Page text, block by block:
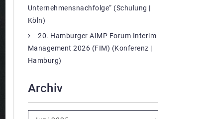
Unternehmensnachfolge“ (Schulung |
Köln)
20. Hamburger AIMP Forum Interim
Management 2026 (FIM) (Konferenz |
Hamburg)
Archiv